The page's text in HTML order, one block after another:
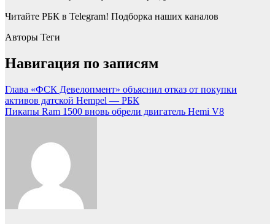
Читайте РБК в Telegram! Подборка наших каналов
Авторы Теги
Навигация по записям
Глава «ФСК Девелопмент» объяснил отказ от покупки
активов датской Hempel — РБК
Пикапы Ram 1500 вновь обрели двигатель Hemi V8